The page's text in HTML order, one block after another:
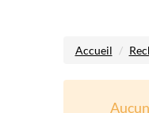
Accueil